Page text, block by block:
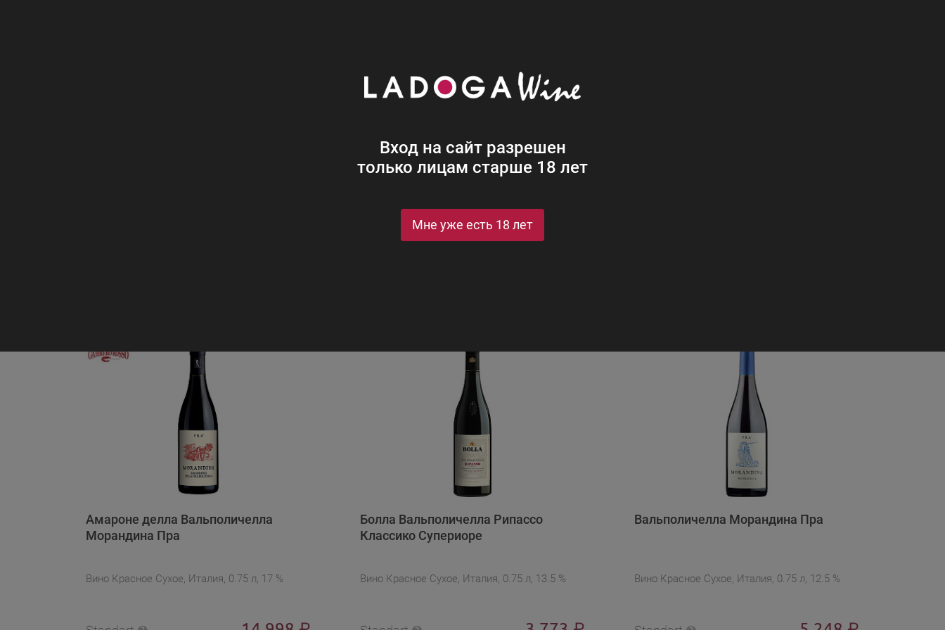
Вход на сайт разрешен
только лицам старше 18 лет
Мне уже есть 18 лет
Амароне делла Вальполичелла
Морандина Пра
Вино Красное Сухое, Италия, 0.75 л, 17 %
Болла Вальполичелла Рипассо
Классико Супериоре
Вино Красное Сухое, Италия, 0.75 л, 13.5 %
Вальполичелла Морандина Пра
Вино Красное Сухое, Италия, 0.75 л, 12.5 %